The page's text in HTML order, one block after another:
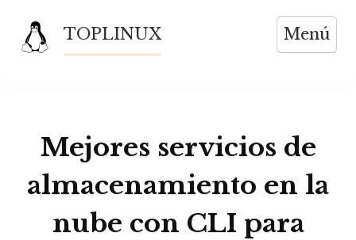
contenido
TOPLINUX Menú
Mejores servicios de
almacenamiento en la
nube con CLI para